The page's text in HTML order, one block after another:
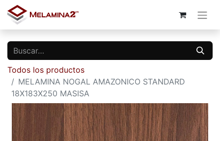
Todos los productos
MELAMINA NOGAL AMAZONICO STANDARD
18X183X250 MASISA